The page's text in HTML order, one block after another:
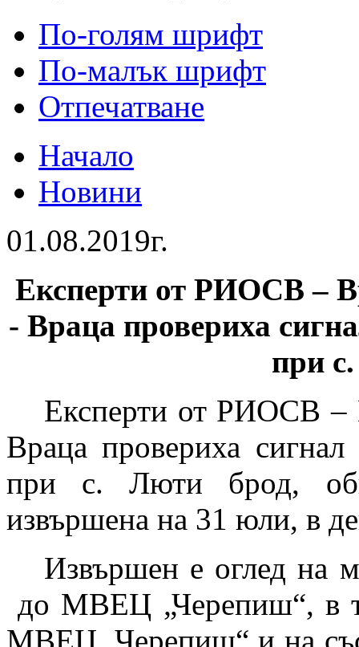
По-голям шрифт
По-малък шрифт
Отпечатване
Начало
Новини
01.08.2019г.
Експерти от РИОСВ –
- Враца провериха
при
Експерти от РИОСВ
Враца провериха
при с. Люти брод,
извършена на 31 юли, в
Извършен е оглед на
до МВЕЦ „Черепиш“, в
МВЕЦ „Черепиш“ и на